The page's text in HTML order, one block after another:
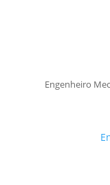
Engenheiro